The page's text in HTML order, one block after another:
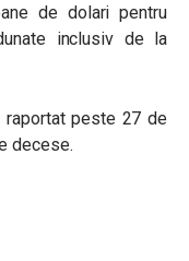
de dolari pentru
inclusiv de la
raportat peste 27 de
decese.